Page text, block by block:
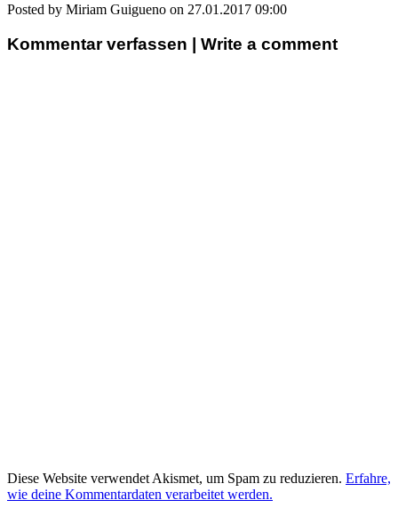
Posted by Miriam Guigueno on 27.01.2017 09:00
Kommentar verfassen | Write a comment
Diese Website verwendet Akismet, um Spam zu reduzieren. Erfahre,
wie deine Kommentardaten verarbeitet werden.